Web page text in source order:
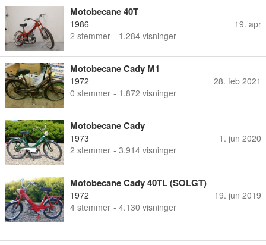
Motobecane 40T
1986
2 stemmer - 1.284 visninger
19. apr
Motobecane Cady M1
1972
0 stemmer - 1.872 visninger
28. feb 2021
Motobecane Cady
1973
2 stemmer - 3.914 visninger
1. jun 2020
Motobecane Cady 40TL (SOLGT)
1972
4 stemmer - 4.130 visninger
19. jun 2019